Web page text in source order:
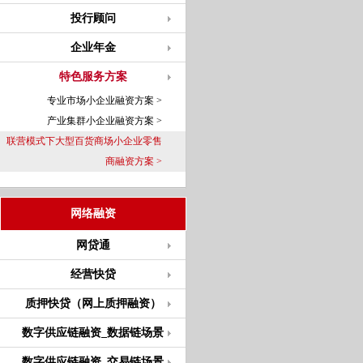
投行顾问
企业年金
特色服务方案
专业市场小企业融资方案 >
产业集群小企业融资方案 >
联营模式下大型百货商场小企业零售
商融资方案 >
网络融资
网贷通
经营快贷
质押快贷（网上质押融资）
数字供应链融资_数据链场景